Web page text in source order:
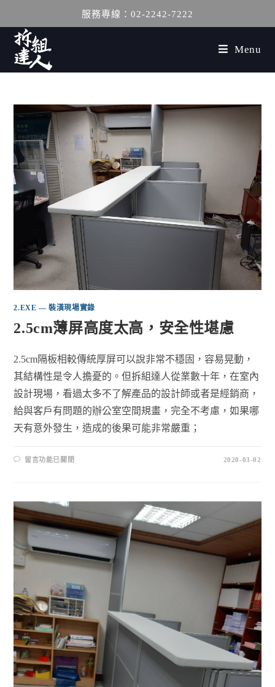
服務專線：02-2242-7222
Menu
2.EXE — 裝潢現場實錄
2.5cm薄屏高度太高，安全性堪慮
2.5cm隔板相較傳統厚屏可以說非常不穩固，容易晃動，
其結構性是令人擔憂的。但拆組達人從業數十年，在室內
設計現場，看過太多不了解產品的設計師或者是經銷商，
給與客戶有問題的辦公室空間規畫，完全不考慮，如果哪
天有意外發生，造成的後果可能非常嚴重；
留言功能已關閉 2020-03-02